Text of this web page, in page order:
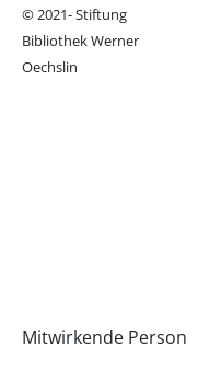
© 2021- Stiftung
Bibliothek Werner
Oechslin
Mitwirkende Person